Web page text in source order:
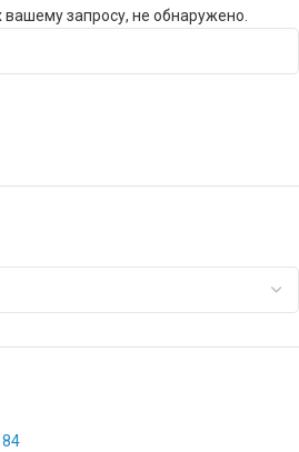
запросу, не обнаружено.